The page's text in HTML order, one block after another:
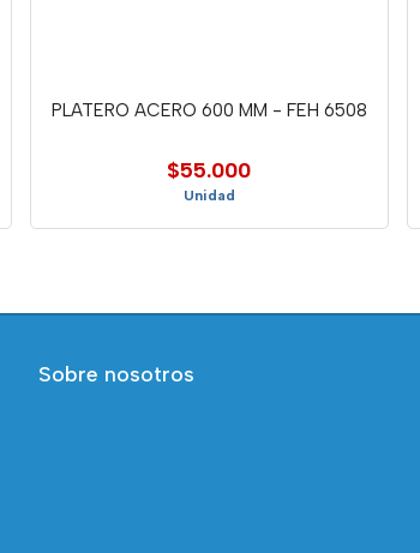
PLATERO ACERO 600 MM - FEH 6508
$55.000
Unidad
Sobre nosotros